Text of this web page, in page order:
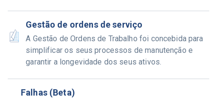
Gestão de ordens de serviço
A Gestão de Ordens de Trabalho foi concebida para
simplificar os seus processos de manutenção e
garantir a longevidade dos seus ativos.
Falhas (Beta)